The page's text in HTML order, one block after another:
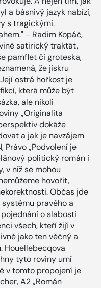
a básnivý jazyk nabízí,
s tragickými.
‒ Radim Kopáč,
satirický traktát,
pamflet či groteska,
že jiskru
ostrá hořkost je
která může být
ale nikoli
„Originalita
dokáže
a jak je navzájem
Právo „Podvolení je
politický román i
v níž se mohou
hovořit,
Občas jde
pravého a
o slabosti
všech, kteří žijí v
jako ten věčný a
Houellebecqova
tyto roviny umí
v tomto propojení je
A2 „Román